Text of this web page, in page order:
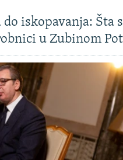
do iskopavanja: Šta
u Zubinom